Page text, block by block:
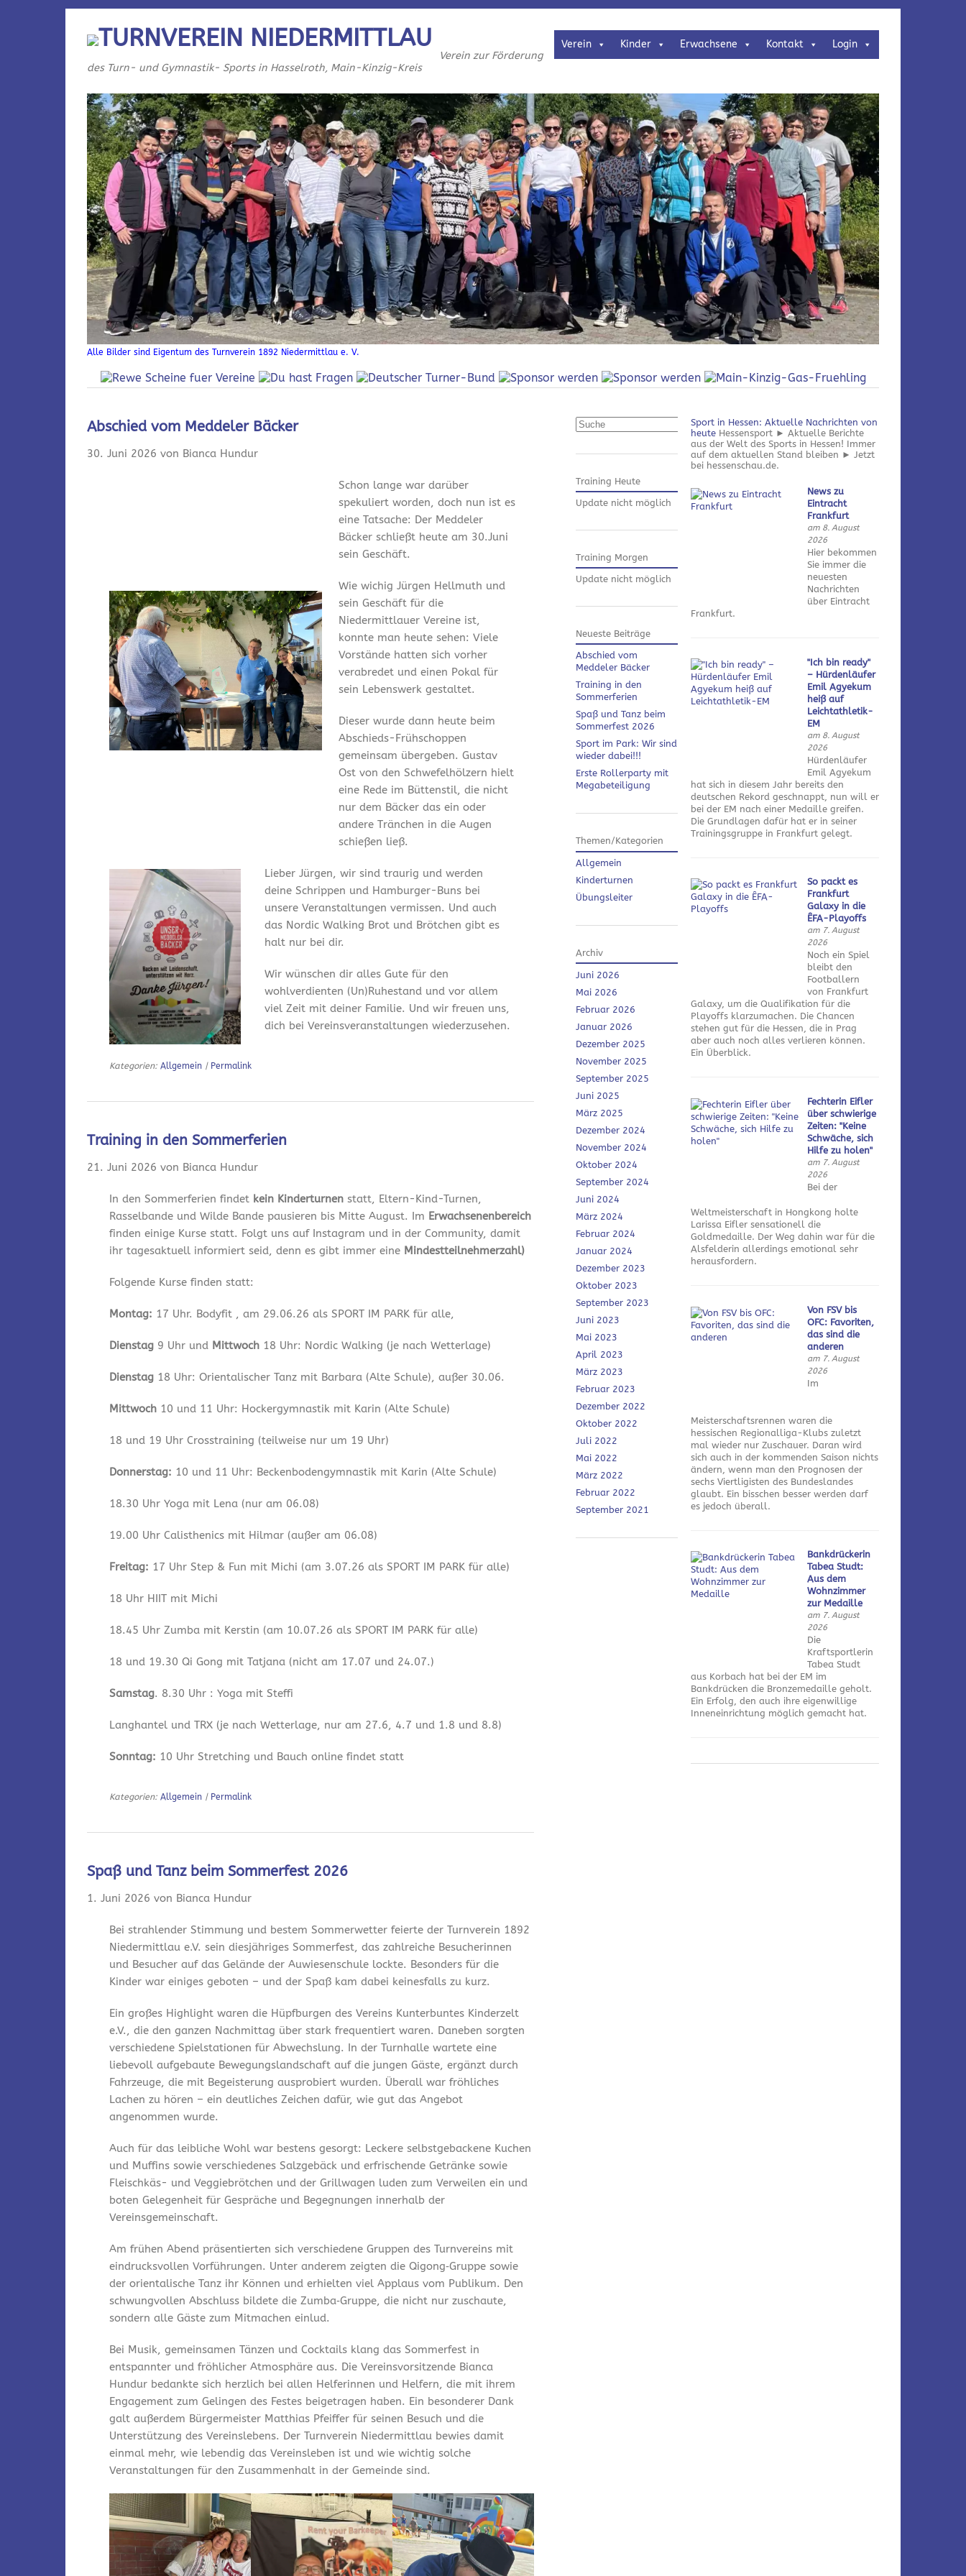
Verein Kinder Erwachsene Kontakt Login
TURNVEREIN NIEDERMITTLAU
Verein zur Förderung
des Turn- und Gymnastik- Sports in Hasselroth, Main-Kinzig-Kreis
Alle Bilder sind Eigentum des Turnverein 1892 Niedermittlau e. V.
Abschied vom Meddeler Bäcker
30. Juni 2026 von Bianca Hundur
Schon lange war darüber
spekuliert worden, doch nun ist es
eine Tatsache: Der Meddeler
Bäcker schließt heute am 30.Juni
sein Geschäft.
Wie wichig Jürgen Hellmuth und
sein Geschäft für die
Niedermittlauer Vereine ist,
konnte man heute sehen: Viele
Vorstände hatten sich vorher
verabredet und einen Pokal für
sein Lebenswerk gestaltet.
Dieser wurde dann heute beim
Abschieds-Frühschoppen
gemeinsam übergeben. Gustav
Ost von den Schwefelhölzern hielt
eine Rede im Büttenstil, die nicht
nur dem Bäcker das ein oder
andere Tränchen in die Augen
schießen ließ.
Lieber Jürgen, wir sind traurig und werden
deine Schrippen und Hamburger-Buns bei
unsere Veranstaltungen vermissen. Und auch
das Nordic Walking Brot und Brötchen gibt es
halt nur bei dir.
Wir wünschen dir alles Gute für den
wohlverdienten (Un)Ruhestand und vor allem
viel Zeit mit deiner Familie. Und wir freuen uns,
dich bei Vereinsveranstaltungen wiederzusehen.
Kategorien:Allgemein | Permalink
Training in den Sommerferien
21. Juni 2026 von Bianca Hundur
In den Sommerferien findet kein Kinderturnen statt, Eltern-Kind-Turnen,
Rasselbande und Wilde Bande pausieren bis Mitte August. Im Erwachsenenbereich
finden einige Kurse statt. Folgt uns auf Instagram und in der Community, damit
ihr tagesaktuell informiert seid, denn es gibt immer eine Mindestteilnehmerzahl)
Folgende Kurse finden statt:
Montag: 17 Uhr. Bodyfit , am 29.06.26 als SPORT IM PARK für alle,
Dienstag 9 Uhr und Mittwoch 18 Uhr: Nordic Walking (je nach Wetterlage)
Dienstag 18 Uhr: Orientalischer Tanz mit Barbara (Alte Schule), außer 30.06.
Mittwoch 10 und 11 Uhr: Hockergymnastik mit Karin (Alte Schule)
18 und 19 Uhr Crosstraining (teilweise nur um 19 Uhr)
Donnerstag: 10 und 11 Uhr: Beckenbodengymnastik mit Karin (Alte Schule)
18.30 Uhr Yoga mit Lena (nur am 06.08)
19.00 Uhr Calisthenics mit Hilmar (außer am 06.08)
Freitag: 17 Uhr Step & Fun mit Michi (am 3.07.26 als SPORT IM PARK für alle)
18 Uhr HIIT mit Michi
18.45 Uhr Zumba mit Kerstin (am 10.07.26 als SPORT IM PARK für alle)
18 und 19.30 Qi Gong mit Tatjana (nicht am 17.07 und 24.07.)
Samstag. 8.30 Uhr : Yoga mit Steffi
Langhantel und TRX (je nach Wetterlage, nur am 27.6, 4.7 und 1.8 und 8.8)
Sonntag: 10 Uhr Stretching und Bauch online findet statt
Kategorien:Allgemein | Permalink
Spaß und Tanz beim Sommerfest 2026
1. Juni 2026 von Bianca Hundur
Bei strahlender Stimmung und bestem Sommerwetter feierte der Turnverein 1892
Niedermittlau e.V. sein diesjähriges Sommerfest, das zahlreiche Besucherinnen
und Besucher auf das Gelände der Auwiesenschule lockte. Besonders für die
Kinder war einiges geboten – und der Spaß kam dabei keinesfalls zu kurz.
Ein großes Highlight waren die Hüpfburgen des Vereins Kunterbuntes Kinderzelt
e.V., die den ganzen Nachmittag über stark frequentiert waren. Daneben sorgten
verschiedene Spielstationen für Abwechslung. In der Turnhalle wartete eine
liebevoll aufgebaute Bewegungslandschaft auf die jungen Gäste, ergänzt durch
Fahrzeuge, die mit Begeisterung ausprobiert wurden. Überall war fröhliches
Lachen zu hören – ein deutliches Zeichen dafür, wie gut das Angebot
angenommen wurde.
Auch für das leibliche Wohl war bestens gesorgt: Leckere selbstgebackene Kuchen
und Muffins sowie verschiedenes Salzgebäck und erfrischende Getränke sowie
Fleischkäs- und Veggiebrötchen und der Grillwagen luden zum Verweilen ein und
boten Gelegenheit für Gespräche und Begegnungen innerhalb der
Vereinsgemeinschaft.
Am frühen Abend präsentierten sich verschiedene Gruppen des Turnvereins mit
eindrucksvollen Vorführungen. Unter anderem zeigten die Qigong‑Gruppe sowie
der orientalische Tanz ihr Können und erhielten viel Applaus vom Publikum. Den
schwungvollen Abschluss bildete die Zumba‑Gruppe, die nicht nur zuschaute,
sondern alle Gäste zum Mitmachen einlud.
Bei Musik, gemeinsamen Tänzen und Cocktails klang das Sommerfest in
entspannter und fröhlicher Atmosphäre aus. Die Vereinsvorsitzende Bianca
Hundur bedankte sich herzlich bei allen Helferinnen und Helfern, die mit ihrem
Engagement zum Gelingen des Festes beigetragen haben. Ein besonderer Dank
galt außerdem Bürgermeister Matthias Pfeiffer für seinen Besuch und die
Unterstützung des Vereinslebens. Der Turnverein Niedermittlau bewies damit
einmal mehr, wie lebendig das Vereinsleben ist und wie wichtig solche
Veranstaltungen für den Zusammenhalt in der Gemeinde sind.
Suchen
Training Heute
Update nicht möglich
Training Morgen
Update nicht möglich
Neueste Beiträge
Abschied vom
Meddeler Bäcker
Training in den
Sommerferien
Spaß und Tanz beim
Sommerfest 2026
Sport im Park: Wir sind
wieder dabei!!!
Erste Rollerparty mit
Megabeteiligung
Themen/Kategorien
Allgemein
Kinderturnen
Übungsleiter
Archiv
Juni 2026
Mai 2026
Februar 2026
Januar 2026
Dezember 2025
November 2025
September 2025
Juni 2025
März 2025
Dezember 2024
November 2024
Oktober 2024
September 2024
Juni 2024
März 2024
Februar 2024
Januar 2024
Dezember 2023
Oktober 2023
September 2023
Juni 2023
Mai 2023
April 2023
März 2023
Februar 2023
Dezember 2022
Oktober 2022
Juli 2022
Mai 2022
März 2022
Februar 2022
September 2021
Sport in Hessen: Aktuelle Nachrichten von
heute Hessensport ► Aktuelle Berichte
aus der Welt des Sports in Hessen! Immer
auf dem aktuellen Stand bleiben ► Jetzt
bei hessenschau.de.
News zu
Eintracht
Frankfurt
am 8. August
2026
Hier bekommen
Sie immer die
neuesten
Nachrichten
über Eintracht
Frankfurt.
"Ich bin ready"
– Hürdenläufer
Emil Agyekum
heiß auf
Leichtathletik-
EM
am 8. August
2026
Hürdenläufer
Emil Agyekum
hat sich in diesem Jahr bereits den
deutschen Rekord geschnappt, nun will er
bei der EM nach einer Medaille greifen.
Die Grundlagen dafür hat er in seiner
Trainingsgruppe in Frankfurt gelegt.
So packt es
Frankfurt
Galaxy in die
ÊFA-Playoffs
am 7. August
2026
Noch ein Spiel
bleibt den
Footballern
von Frankfurt
Galaxy, um die Qualifikation für die
Playoffs klarzumachen. Die Chancen
stehen gut für die Hessen, die in Prag
aber auch noch alles verlieren können.
Ein Überblick.
Fechterin Eifler
über schwierige
Zeiten: "Keine
Schwäche, sich
Hilfe zu holen"
am 7. August
2026
Bei der
Weltmeisterschaft in Hongkong holte
Larissa Eifler sensationell die
Goldmedaille. Der Weg dahin war für die
Alsfelderin allerdings emotional sehr
herausfordern.
Von FSV bis
OFC: Favoriten,
das sind die
anderen
am 7. August
2026
Im
Meisterschaftsrennen waren die
hessischen Regionalliga-Klubs zuletzt
mal wieder nur Zuschauer. Daran wird
sich auch in der kommenden Saison nichts
ändern, wenn man den Prognosen der
sechs Viertligisten des Bundeslandes
glaubt. Ein bisschen besser werden darf
es jedoch überall.
Bankdrückerin
Tabea Studt:
Aus dem
Wohnzimmer
zur Medaille
am 7. August
2026
Die
Kraftsportlerin
Tabea Studt
aus Korbach hat bei der EM im
Bankdrücken die Bronzemedaille geholt.
Ein Erfolg, den auch ihre eigenwillige
Inneneinrichtung möglich gemacht hat.